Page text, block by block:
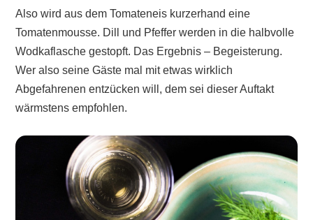
Also wird aus dem Tomateneis kurzerhand eine
Tomatenmousse. Dill und Pfeffer werden in die halbvolle
Wodkaflasche gestopft. Das Ergebnis – Begeisterung.
Wer also seine Gäste mal mit etwas wirklich
Abgefahrenen entzücken will, dem sei dieser Auftakt
wärmstens empfohlen.